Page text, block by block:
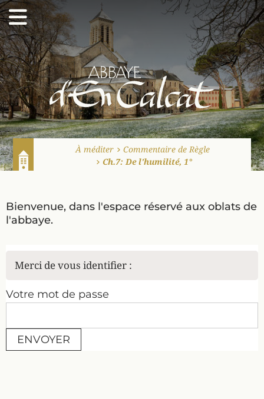
Abbaye d'En Calcat
À méditer
Commentaire de Règle
Ch.7: De l'humilité, 1°
Bienvenue, dans l'espace réservé aux oblats de
l'abbaye.
Merci de vous identifier :
Votre mot de passe